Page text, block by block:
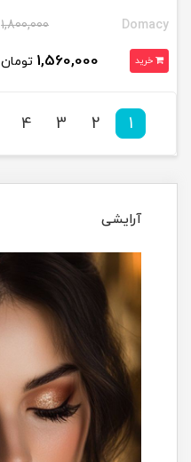
Domacy
1,800,000
خرید 1,560,000 تومان
1
2
3
4
آرایشی